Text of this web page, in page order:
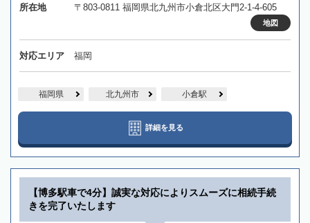
所在地 〒803-0811 福岡県北九州市小倉北区大門2-1-4-605
地図
対応エリア 福岡
福岡県 北九州市 小倉駅
詳細を見る
【博多駅車で4分】誠実な対応によりスムーズに相続手続
きを完了いたします